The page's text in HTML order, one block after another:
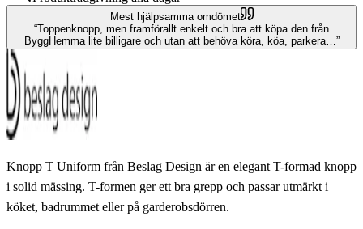
Mest hjälpsamma omdömet
Toppenknopp, men framförallt enkelt och bra att köpa den från
ByggHemma lite billigare och utan att behöva köra, köa, parkera…
Knopp T Uniform från Beslag Design är en elegant T-formad knopp
i solid mässing. T-formen ger ett bra grepp och passar utmärkt i
köket, badrummet eller på garderobsdörren.